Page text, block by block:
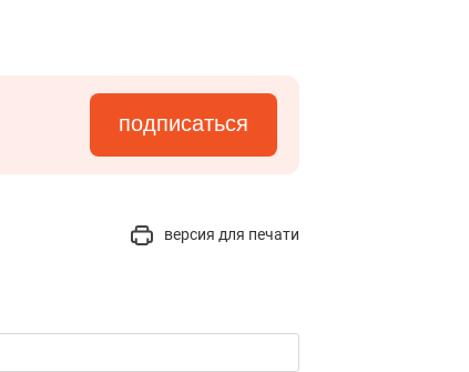
подписаться
версия для печати